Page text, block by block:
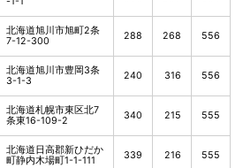
北海道旭川市旭町2条
7-12-300
288 268 556
北海道旭川市豊岡3条
3-1-3
240 316 556
北海道札幌市東区北7
条東16-109-2
340 215 555
北海道日高郡新ひだか
町静内木場町1-1-111
339 216 555